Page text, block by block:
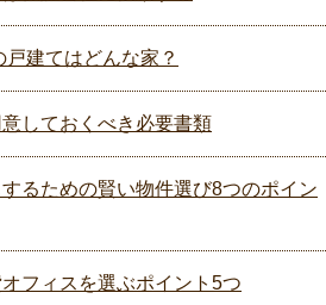
建てはどんな家？
しておくべき必要書類
るための賢い物件選び8つのポイン
フィスを選ぶポイント5つ